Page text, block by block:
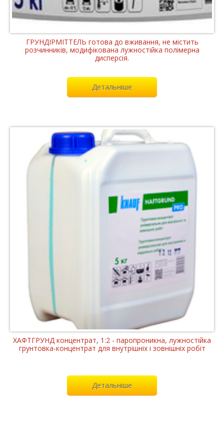
ГРУНДІРМІТТЕЛЬ готова до вживання, не містить
розчинників, модифікована лужностійка полімерна
дисперсія.
Детальніше
ХАФТГРУНД концентрат, 1:2 - паропроникна, лужностійка
грунтовка-концентрат для внутрішніх і зовнішніх робіт
Детальніше